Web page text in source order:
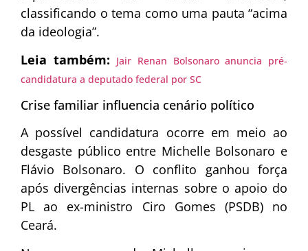
classificando o tema como uma pauta “acima
da ideologia”.
Leia também: Jair Renan Bolsonaro anuncia pré-
candidatura a deputado federal por SC
Crise familiar influencia cenário político
A possível candidatura ocorre em meio ao
desgaste público entre Michelle Bolsonaro e
Flávio Bolsonaro. O conflito ganhou força
após divergências internas sobre o apoio do
PL ao ex-ministro Ciro Gomes (PSDB) no
Ceará.